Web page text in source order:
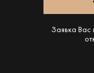
Заявка Вас